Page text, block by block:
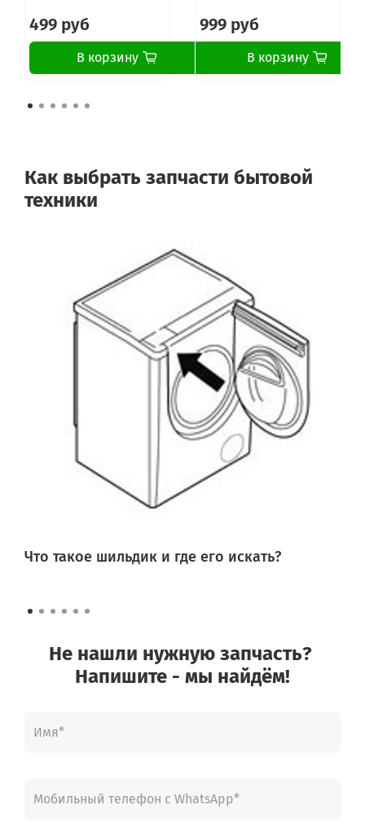
499 руб
В корзину
999 руб
В корзину
Как выбрать запчасти бытовой
техники
Что такое шильдик и где его искать?
Не нашли нужную запчасть?
Напишите - мы найдём!